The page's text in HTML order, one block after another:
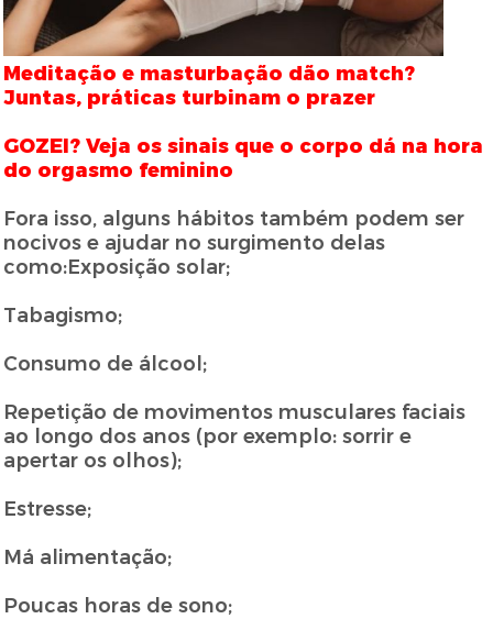
Meditação e masturbação dão match?
Juntas, práticas turbinam o prazer
GOZEI? Veja os sinais que o corpo dá na hora
do orgasmo feminino
Fora isso, alguns hábitos também podem ser
nocivos e ajudar no surgimento delas
como:Exposição solar;
Tabagismo;
Consumo de álcool;
Repetição de movimentos musculares faciais
ao longo dos anos (por exemplo: sorrir e
apertar os olhos);
Estresse;
Má alimentação;
Poucas horas de sono;